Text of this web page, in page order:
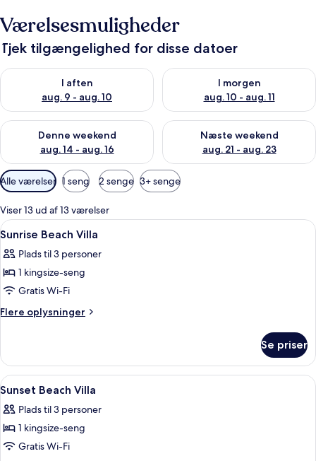
Værelsesmuligheder
Tjek tilgængelighed for disse datoer
I aften
aug. 9 - aug. 10
Tjek tilgængelighed for i aften aug. 9 - aug. 10
I morgen
aug. 10 - aug. 11
Tjek tilgængelighed for i
Denne weekend
aug. 14 - aug. 16
Tjek tilgængelighed for denne weekend aug. 14 - aug. 16
Næste weekend
aug. 21 - aug. 23
Tjek tilgængelighed for næste
Tilgængelige
filtre
for
værelser
Alle værelser 1 seng 2 senge 3+ senge
Viser 13 ud af 13 værelser
Indlæs
alle
billeder
af
Sunrise
Beach
Et soveværelse med en seng,
7
Sunrise Beach Villa
Plads til 3 personer
1 kingsize-seng
Gratis Wi-Fi
Flere oplysninger
Flere
Beach
Villa
Se priser
Indlæs
alle
billeder
af
Sunset
Et hotelværelse med en seng, en
3
Sunset Beach Villa
Plads til 3 personer
1 kingsize-seng
Gratis Wi-Fi